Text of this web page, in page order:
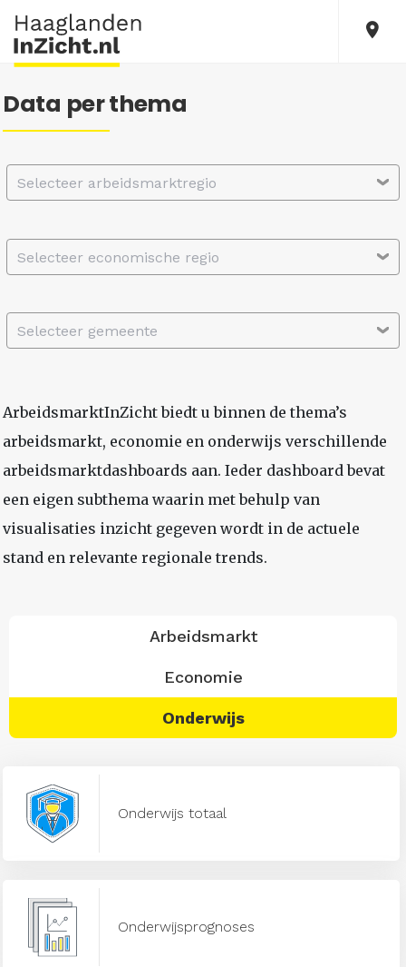
Data per thema
Selecteer arbeidsmarktregio
Selecteer economische regio
Selecteer gemeente
ArbeidsmarktInZicht biedt u binnen de thema’s
arbeidsmarkt, economie en onderwijs verschillende
arbeidsmarktdashboards aan. Ieder dashboard bevat
een eigen subthema waarin met behulp van
visualisaties inzicht gegeven wordt in de actuele
stand en relevante regionale trends.
Arbeidsmarkt
Economie
Onderwijs
Onderwijs totaal
Onderwijsprognoses